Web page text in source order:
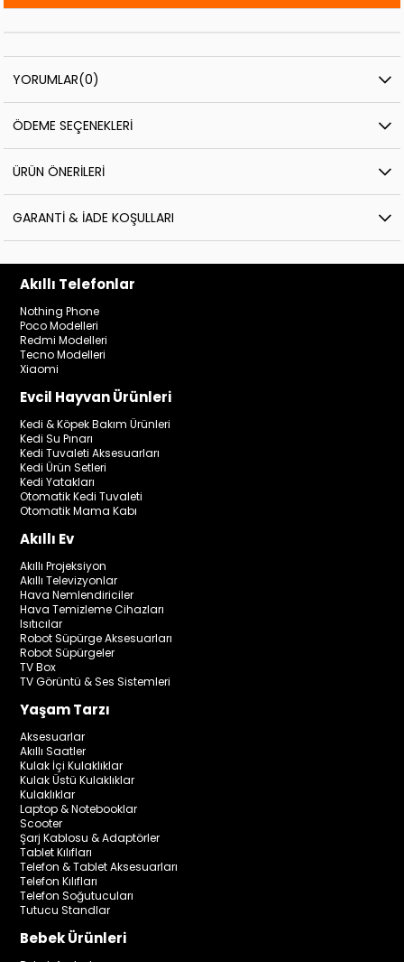
YORUMLAR(0)
ÖDEME SEÇENEKLERI
ÜRÜN ÖNERILERI
GARANTI & İADE KOŞULLARI
Akıllı Telefonlar
Nothing Phone
Poco Modelleri
Redmi Modelleri
Tecno Modelleri
Xiaomi
Evcil Hayvan Ürünleri
Kedi & Köpek Bakım Ürünleri
Kedi Su Pınarı
Kedi Tuvaleti Aksesuarları
Kedi Ürün Setleri
Kedi Yatakları
Otomatik Kedi Tuvaleti
Otomatik Mama Kabı
Akıllı Ev
Akıllı Projeksiyon
Akıllı Televizyonlar
Hava Nemlendiriciler
Hava Temizleme Cihazları
Isıtıcılar
Robot Süpürge Aksesuarları
Robot Süpürgeler
TV Box
TV Görüntü & Ses Sistemleri
Yaşam Tarzı
Aksesuarlar
Akıllı Saatler
Kulak İçi Kulaklıklar
Kulak Üstü Kulaklıklar
Kulaklıklar
Laptop & Notebooklar
Scooter
Şarj Kablosu & Adaptörler
Tablet Kılıfları
Telefon & Tablet Aksesuarları
Telefon Kılıfları
Telefon Soğutucuları
Tutucu Standlar
Bebek Ürünleri